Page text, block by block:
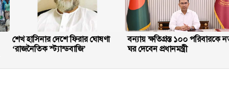
শেখ হাসিনার দেশে ফিরার ঘোষণা
‘রাজনৈতিক স্ট্যান্ডবাজি’
বন্যায় ক্ষতিগ্রস্ত ১০০ পরিবারকে
ঘর দেবেন প্রধানমন্ত্রী